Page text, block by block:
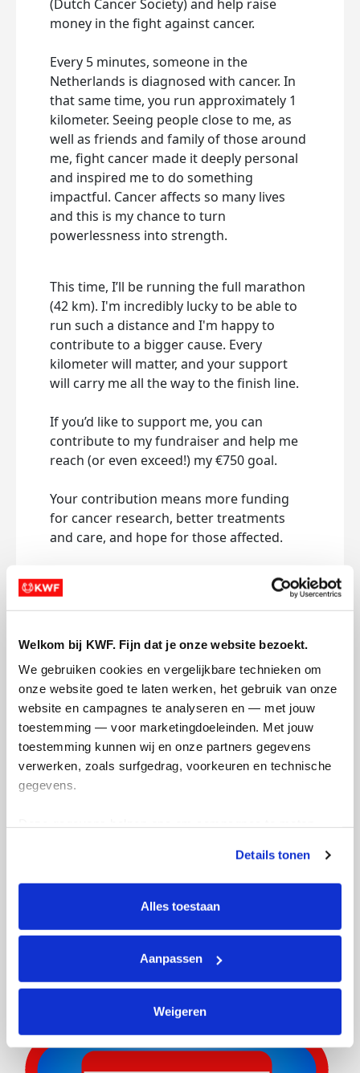
Welkom bij KWF. Fijn dat je onze website bezoekt.
We gebruiken cookies en vergelijkbare technieken om
onze website goed te laten werken, het gebruik van onze
website en campagnes te analyseren en — met jouw
toestemming — voor marketingdoeleinden. Met jouw
toestemming kunnen wij en onze partners gegevens
verwerken, zoals surfgedrag, voorkeuren en technische
gegevens.
tonen. Je kunt je toestemming op elk moment wijzigen of
intrekken via Cookie instellingen onderaan de pagina. De
lijst met cookies is te vinden in het tabblad “details”.
Details tonen
Alles toestaan
Aanpassen
Weigeren
(Dutch Cancer Society) and help raise
money in the fight against cancer.
Every 5 minutes, someone in the
Netherlands is diagnosed with cancer. In
that same time, you run approximately 1
kilometer. Seeing people close to me, as
well as friends and family of those around
me, fight cancer made it deeply personal
and inspired me to do something
impactful. Cancer affects so many lives
and this is my chance to turn
powerlessness into strength.
This time, I’ll be running the full marathon
(42 km). I'm incredibly lucky to be able to
run such a distance and I'm happy to
contribute to a bigger cause. Every
kilometer will matter, and your support
will carry me all the way to the finish line.
If you’d like to support me, you can
contribute to my fundraiser and help me
reach (or even exceed!) my €750 goal.
Your contribution means more funding
for cancer research, better treatments
and care, and hope for those affected.
Every donation, big or small, makes a
difference.
Thank you for being part of
this with me 💙
Deel op
Mijn activiteiten volgen
458
Adrianna's badges